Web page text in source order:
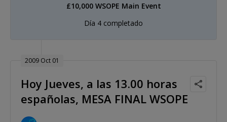
£10,000 WSOPE Main Event
Día 4 completado
2009 Oct 01
Hoy Jueves, a las 13.00 horas
españolas, MESA FINAL WSOPE